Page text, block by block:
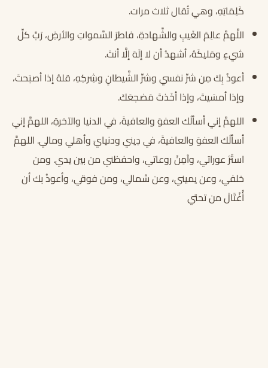
كَلِمَاتِهِ، وهي تُقال ثلاث مرات.
اللَّهمَّ عالِمَ الغَيبِ والشَّهادةِ، فاطرَ السَّمواتِ والأرضِ، رَبَّ كلِّ
شيءٍ ومَليكَهُ، أشهدُ أن لا إلَهَ إلَّا أنتَ.
أعوذُ بِكَ مِن شرِّ نفسي وشرِّ الشَّيطانِ وشِركِهِ، قلهُ إذا أصبَحتَ،
وإذا أمسَيتَ، وإذا أخَذتَ مَضجعَكَ.
اللهمَّ إني أسألُك العفوَ والعافيةَ، في الدنيا والآخرةِ، اللهمَّ إني
أسألُك العفوَ والعافيةَ، في دِيني ودنيايَ وأهلي ومالي. اللهمَّ
استُرْ عوراتي، وآمِنْ روعاتي، واحفظني من بين يدي. ومن
خلفي، وعن يميني، وعن شمالي، ومن فوقي، وأعوذُ بك أن
أُغْتَالَ من تحتي